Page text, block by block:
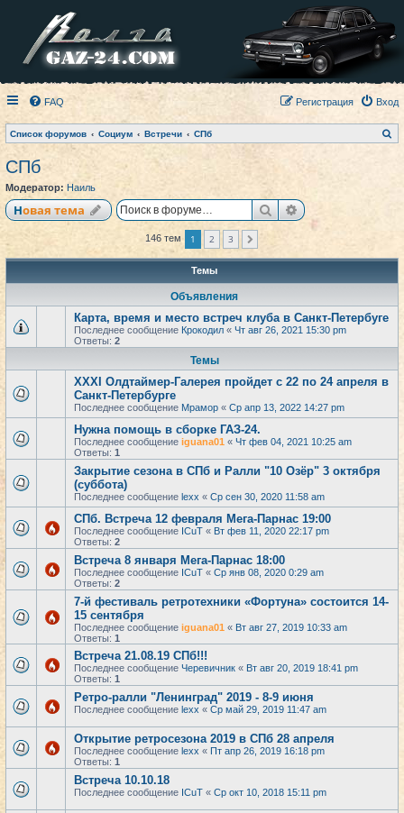
FAQ Вход
Регистрация
Список форумов Социум Встречи СПб
о
СПб
Модератор: Наиль
Новая тема ПоискРасширенный
146 тем 1 2 3
Темы
Объявления
Карта, время и место встреч клуба в Санкт-Петербуге
Последнее сообщение Крокодил « Чт авг 26, 2021 15:30 pm
Ответы: 2
Темы
XXXI Олдтаймер-Галерея пройдет с 22 по 24 апреля в
Санкт-Петербурге
Последнее сообщение Мрамор « Ср апр 13, 2022 14:27 pm
Нужна помощь в сборке ГАЗ-24.
Последнее сообщение iguana01 « Чт фев 04, 2021 10:25 am
Ответы: 1
Закрытие сезона в СПб и Ралли "10 Озёр" 3 октября
(суббота)
Последнее сообщение lexx « Ср сен 30, 2020 11:58 am
СПб. Встреча 12 февраля Мега-Парнас 19:00
Последнее сообщение ICuT « Вт фев 11, 2020 22:17 pm
Ответы: 2
Встреча 8 января Мега-Парнас 18:00
Последнее сообщение ICuT « Ср янв 08, 2020 0:29 am
Ответы: 2
7-й фестиваль ретротехники «Фортуна» состоится 14-
15 сентября
Последнее сообщение iguana01 « Вт авг 27, 2019 10:33 am
Ответы: 1
Встреча 21.08.19 СПб!!!
Последнее сообщение Черевичник « Вт авг 20, 2019 18:41 pm
Ответы: 1
Ретро-ралли "Ленинград" 2019 - 8-9 июня
Последнее сообщение lexx « Ср май 29, 2019 11:47 am
Открытие ретросезона 2019 в СПб 28 апреля
Последнее сообщение lexx « Пт апр 26, 2019 16:18 pm
Ответы: 1
Встреча 10.10.18
Последнее сообщение ICuT « Ср окт 10, 2018 15:11 pm